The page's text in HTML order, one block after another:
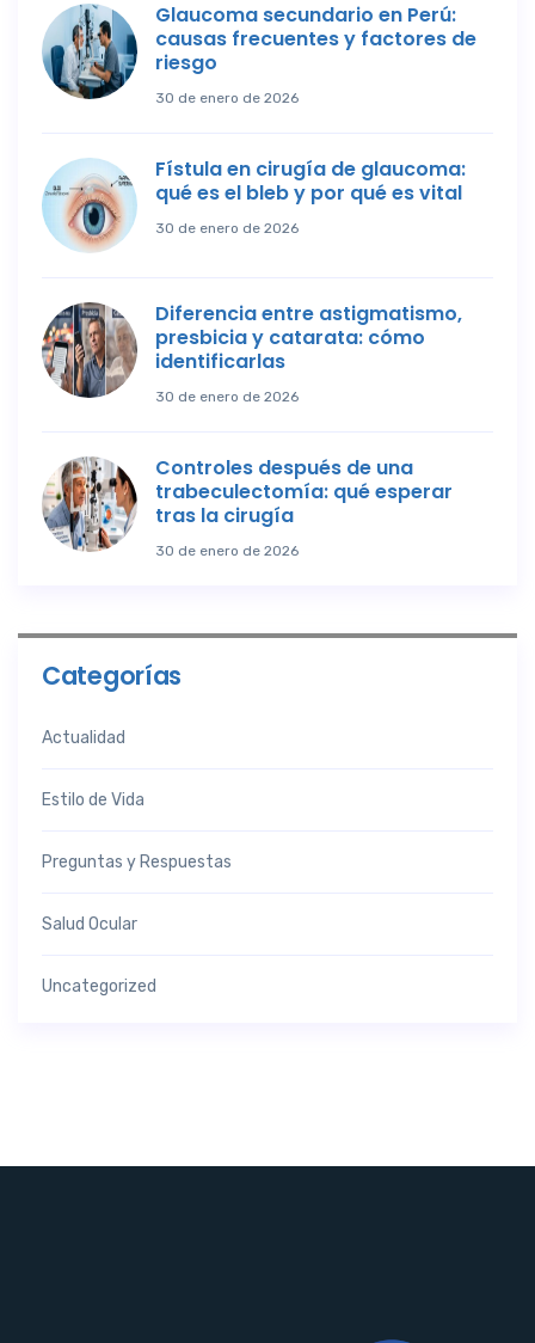
Glaucoma secundario en Perú:
causas frecuentes y factores de
riesgo
30 de enero de 2026
Fístula en cirugía de glaucoma:
qué es el bleb y por qué es vital
30 de enero de 2026
Diferencia entre astigmatismo,
presbicia y catarata: cómo
identificarlas
30 de enero de 2026
Controles después de una
trabeculectomía: qué esperar
tras la cirugía
30 de enero de 2026
Categorías
Actualidad
Estilo de Vida
Preguntas y Respuestas
Salud Ocular
Uncategorized